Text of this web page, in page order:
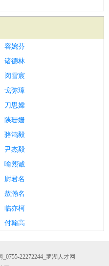
容婉芬
诸德林
闵雪宸
戈弥璋
刀思嫦
陕珊姗
骆鸿毅
尹杰毅
喻熙诚
尉君名
敖瀚名
临亦柯
付翰高
22272244_罗湖人才网